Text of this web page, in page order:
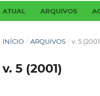
ATUAL ARQUIVOS
INÍCIO / ARQUIVOS / v. 5
v. 5 (2001)